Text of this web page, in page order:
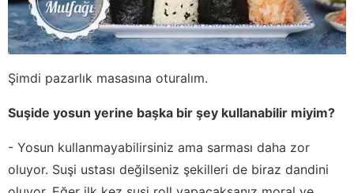
Şimdi pazarlık masasına oturalım.
Suşide yosun yerine başka bir şey kullanabilir miyim?
- Yosun kullanmayabilirsiniz ama sarması daha zor
oluyor. Suşi ustası değilseniz şekilleri de biraz dandini